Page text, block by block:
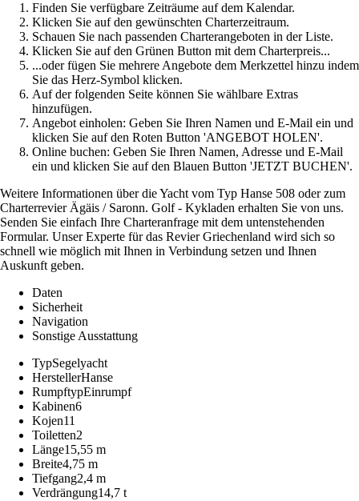
Finden Sie verfügbare Zeiträume auf dem Kalendar.
Klicken Sie auf den gewünschten Charterzeitraum.
Schauen Sie nach passenden Charterangeboten in der Liste.
Klicken Sie auf den Grünen Button mit dem Charterpreis...
...oder fügen Sie mehrere Angebote dem Merkzettel hinzu indem
Sie das Herz-Symbol klicken.
Auf der folgenden Seite können Sie wählbare Extras
hinzufügen.
Angebot einholen: Geben Sie Ihren Namen und E-Mail ein und
klicken Sie auf den Roten Button 'ANGEBOT HOLEN'.
Online buchen: Geben Sie Ihren Namen, Adresse und E-Mail
ein und klicken Sie auf den Blauen Button 'JETZT BUCHEN'.
Weitere Informationen über die Yacht vom Typ Hanse 508 oder zum
Charterrevier Ägäis / Saronn. Golf - Kykladen erhalten Sie von uns.
Senden Sie einfach Ihre Charteranfrage mit dem untenstehenden
Formular. Unser Experte für das Revier Griechenland wird sich so
schnell wie möglich mit Ihnen in Verbindung setzen und Ihnen
Auskunft geben.
Daten
Sicherheit
Navigation
Sonstige Ausstattung
TypSegelyacht
HerstellerHanse
RumpftypEinrumpf
Kabinen6
Kojen11
Toiletten2
Länge15,55 m
Breite4,75 m
Tiefgang2,4 m
Verdrängung14,7 t